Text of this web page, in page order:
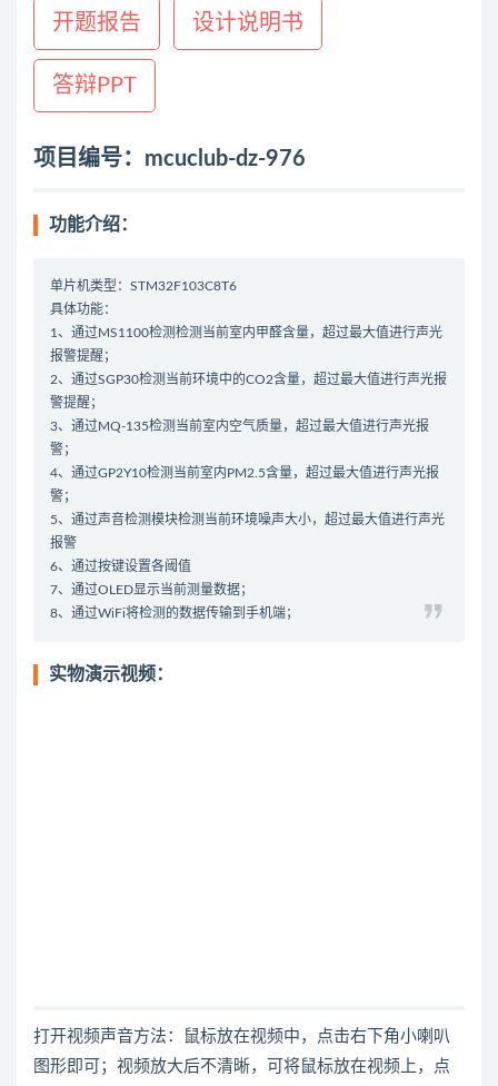
开题报告 设计说明书
答辩PPT
项目编号：mcuclub-dz-976
功能介绍：
单片机类型：STM32F103C8T6
具体功能：
1、通过MS1100检测检测当前室内甲醛含量，超过最大值进行声光
报警提醒；
2、通过SGP30检测当前环境中的CO2含量，超过最大值进行声光报
警提醒；
3、通过MQ-135检测当前室内空气质量，超过最大值进行声光报
警；
4、通过GP2Y10检测当前室内PM2.5含量，超过最大值进行声光报
警；
5、通过声音检测模块检测当前环境噪声大小，超过最大值进行声光
报警
6、通过按键设置各阈值
7、通过OLED显示当前测量数据；
8、通过WiFi将检测的数据传输到手机端；
实物演示视频：
打开视频声音方法：鼠标放在视频中，点击右下角小喇叭
图形即可；视频放大后不清晰，可将鼠标放在视频上，点